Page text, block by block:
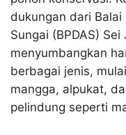
dukungan dari Balai
Sungai (BPDAS)
menyumbangkan
berbagai jenis,
mangga, alpukat,
pelindung seperti